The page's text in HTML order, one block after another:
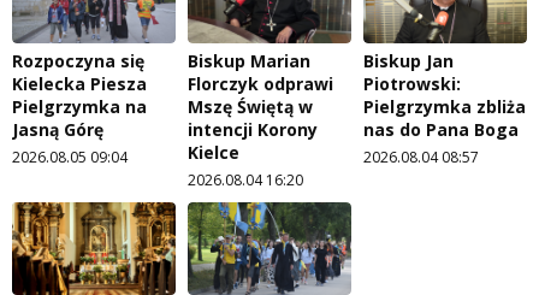
Rozpoczyna się
Kielecka Piesza
Pielgrzymka na
Jasną Górę
2026.08.05 09:04
Biskup Marian
Florczyk odprawi
Mszę Świętą w
intencji Korony
Kielce
2026.08.04 16:20
Biskup Jan
Piotrowski:
Pielgrzymka zbliża
nas do Pana Boga
2026.08.04 08:57